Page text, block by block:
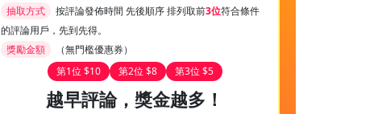
抽取方式
按評論發佈時間 先後順序 排列取前3位符合條件
的評論用戶，先到先得。
獎勵金額
（無門檻優惠券）
第1位 $10
第2位 $8 第3位 $5
越早評論，獎金越多！